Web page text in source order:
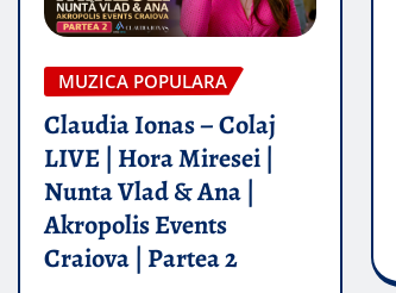
MUZICA POPULARA
Claudia Ionas – Colaj
LIVE | Hora Miresei |
Nunta Vlad & Ana |
Akropolis Events
Craiova | Partea 2